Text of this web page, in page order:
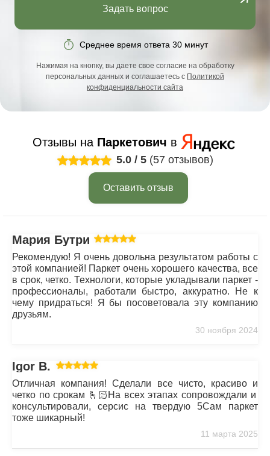
Задать вопрос
Среднее время ответа 30 минут
Нажимая на кнопку, вы даете свое согласие на обработку
персональных данных и соглашаетесь с Политикой
конфиденциальности сайта
Отзывы на Паркетович в
5.0 / 5 (57 отзывов)
Оставить отзыв
Мария Бутрим
Рекомендую! Я очень довольна результатом работы с
этой компанией! Паркет очень хорошего качества, все
в срок, четко. Технологи, которые укладывали паркет -
профессионалы, работали быстро, аккуратно. Не к
чему придраться! Я бы посоветовала эту компанию
друзьям.
30 ноября 2024
Igor B.
Отличная компания! Сделали все чисто, красиво и
четко по срокам 🫰🏻На всех этапах сопровождали и
консультировали, серсис на твердую 5Сам паркет
тоже шикарный!
11 марта 2025